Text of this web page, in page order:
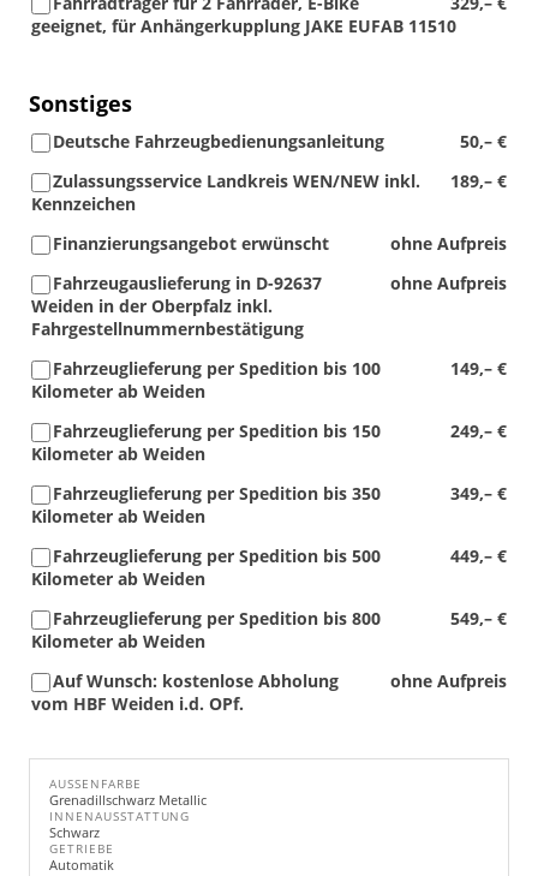
geeignet, für Anhängerkupplung JAKE EUFAB 11510
Sonstiges
50,– €
Deutsche Fahrzeugbedienungsanleitung
189,– €
Zulassungsservice Landkreis WEN/NEW inkl.
Kennzeichen
ohne Aufpreis
Finanzierungsangebot erwünscht
ohne Aufpreis
Fahrzeugauslieferung in D-92637
Weiden in der Oberpfalz inkl.
Fahrgestellnummernbestätigung
149,– €
Fahrzeuglieferung per Spedition bis 100
Kilometer ab Weiden
249,– €
Fahrzeuglieferung per Spedition bis 150
Kilometer ab Weiden
349,– €
Fahrzeuglieferung per Spedition bis 350
Kilometer ab Weiden
449,– €
Fahrzeuglieferung per Spedition bis 500
Kilometer ab Weiden
549,– €
Fahrzeuglieferung per Spedition bis 800
Kilometer ab Weiden
ohne Aufpreis
Auf Wunsch: kostenlose Abholung
vom HBF Weiden i.d. OPf.
AUSSENFARBE
Grenadillschwarz Metallic
INNENAUSSTATTUNG
Schwarz
GETRIEBE
Automatik